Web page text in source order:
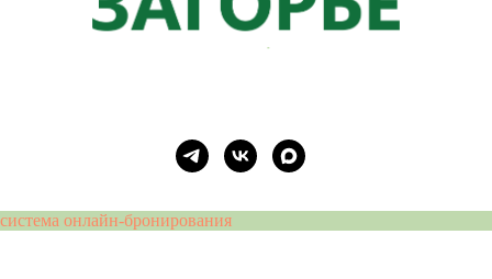
система онлайн-бронирования